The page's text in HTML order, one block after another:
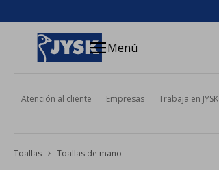
menuMenú
Atención al cliente Empresas Trabaja en JYSK
Toallas Toallas de mano
close